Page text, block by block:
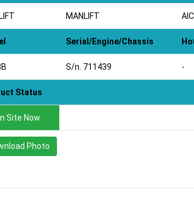
MANLIFT
Serial/Engine/Chassis
S/n. 711439 -
Status
Site Now
Photo